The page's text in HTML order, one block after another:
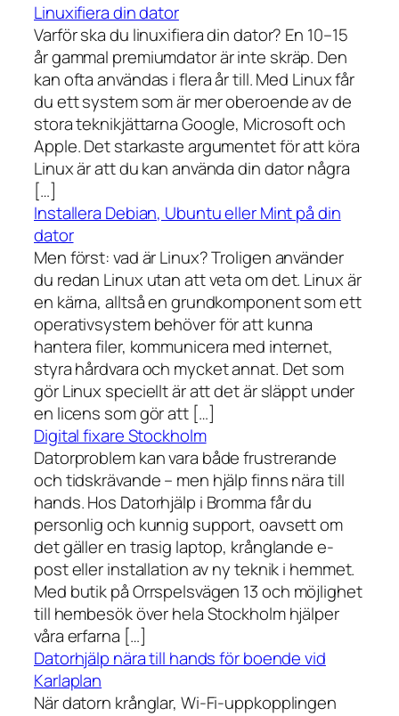
Linuxifiera din dator
Varför ska du linuxifiera din dator? En 10–15
år gammal premiumdator är inte skräp. Den
kan ofta användas i flera år till. Med Linux får
du ett system som är mer oberoende av de
stora teknikjättarna Google, Microsoft och
Apple. Det starkaste argumentet för att köra
Linux är att du kan använda din dator några
[…]
Installera Debian, Ubuntu eller Mint på din
dator
Men först: vad är Linux? Troligen använder
du redan Linux utan att veta om det. Linux är
en kärna, alltså en grundkomponent som ett
operativsystem behöver för att kunna
hantera filer, kommunicera med internet,
styra hårdvara och mycket annat. Det som
gör Linux speciellt är att det är släppt under
en licens som gör att […]
Digital fixare Stockholm
Datorproblem kan vara både frustrerande
och tidskrävande – men hjälp finns nära till
hands. Hos Datorhjälp i Bromma får du
personlig och kunnig support, oavsett om
det gäller en trasig laptop, krånglande e-
post eller installation av ny teknik i hemmet.
Med butik på Orrspelsvägen 13 och möjlighet
till hembesök över hela Stockholm hjälper
våra erfarna […]
Datorhjälp nära till hands för boende vid
Karlaplan
När datorn krånglar, Wi-Fi-uppkopplingen